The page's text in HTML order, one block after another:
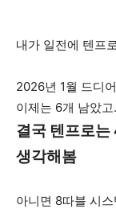
내가 일전에 텐프
2026년 1월 드디어
이제는 6개 남았
결국 텐프로
생각해봄
아니면 8따블 시